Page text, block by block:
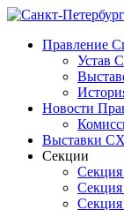
Правление
Устав
Новости
Выставки СХ
Секции